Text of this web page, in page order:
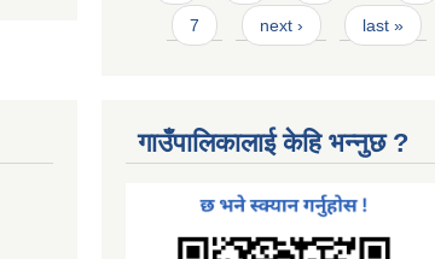
7 next › last »
गाउँपालिकालाई केहि भन्नुछ ?